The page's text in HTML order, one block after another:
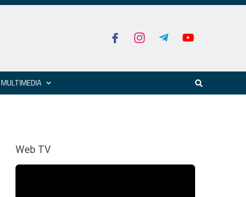
MULTIMEDIA
Web TV